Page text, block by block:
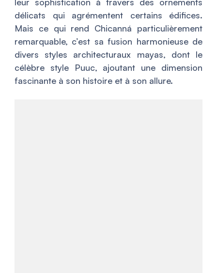
délicats qui agrémentent certains édifices.
Mais ce qui rend Chicanná particulièrement
remarquable, c’est sa fusion harmonieuse de
divers styles architecturaux mayas, dont le
célèbre style Puuc, ajoutant une dimension
fascinante à son histoire et à son allure.